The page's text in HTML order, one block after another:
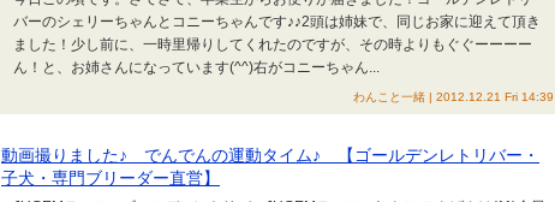
バーのシェリーちゃんとコニーちゃんです♪♪2頭は姉妹で、同じお家に迎えて頂き
ました！少し前に、一時里帰りしてくれたのですが、その時よりもぐぐーーーー
ん！と、お姉さんになっています(^^)右がコニーちゃん...
わんこと一緒 | 2012.12.21 Fri 14:39
動画撮りました♪ でんでんの運動タイム♪ 【ゴールデンレトリバー・
子犬・専門ブリーダー直営】